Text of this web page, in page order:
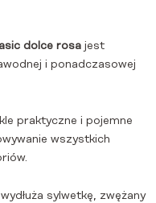
dolce rosa jest
i ponadczasowej
praktyczne i pojemne
wszystkich
sylwetkę, zwężany